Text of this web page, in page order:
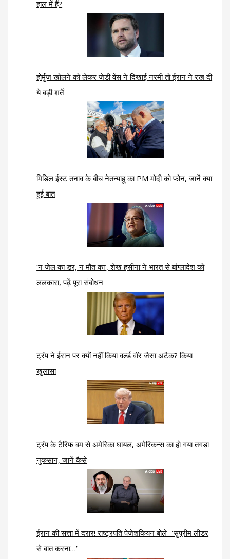
हाल में हैं?
होर्मुज खोलने को लेकर जेडी वेंस ने दिखाई नरमी तो ईरान ने रख दी
ये बड़ी शर्तें
मिडिल ईस्ट तनाव के बीच नेतन्याहू का PM मोदी को फोन, जानें क्या
हुई बात
‘न जेल का डर, न मौत का’, शेख हसीना ने भारत से बांग्लादेश को
ललकारा, पढ़ें पूरा संबोधन
ट्रंप ने ईरान पर क्यों नहीं किया वर्ल्ड वॉर जैसा अटैक? किया
खुलासा
ट्रंप के टैरिफ बम से अमेरिका घायल, अमेरिकन्स का हो गया तगड़ा
नुकसान, जानें कैसे
ईरान की सत्ता में दरार! राष्ट्रपति पेजेशकियन बोले- ‘सुप्रीम लीडर
से बात करना…’